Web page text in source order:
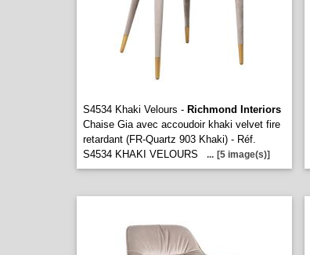
S4534 Khaki Velours - Richmond Interiors
Chaise Gia avec accoudoir khaki velvet fire
retardant (FR-Quartz 903 Khaki) - Réf.
S4534 KHAKI VELOURS
... [5 image(s)]